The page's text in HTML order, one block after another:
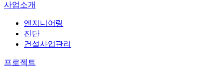
건설사업관리
바로가기→
바로가기→
회사뉴스
사업소개
엔지니어링
진단
건설사업관리
프로젝트